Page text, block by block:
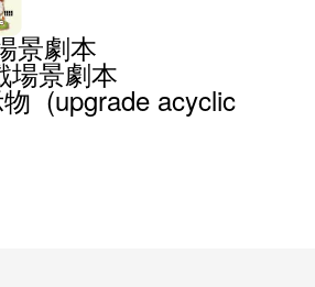
景劇本
場景劇本
(upgrade acyclic